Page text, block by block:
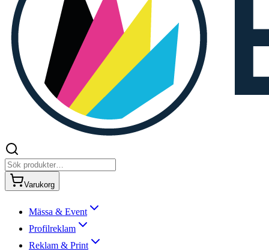
Varukorg
Mässa & Event
Profilreklam
Reklam & Print